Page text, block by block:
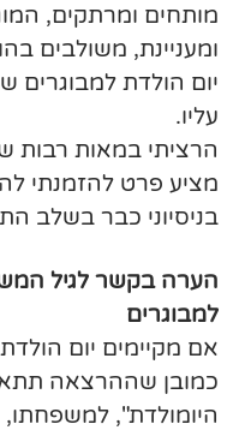
מותחים ומרתקים,
ומעניינת, משולבים
יום הולדת למבוגרים
עליו.
הרציתי במאות רבות
מציע פרט להזמנתי
בניסיוני כבר בשלב
הערה בקשר לגיל
למבוגרים
כמובן שההרצאה
היומולדת", למשפחתו,